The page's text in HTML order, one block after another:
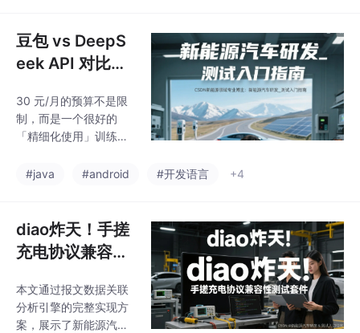
变。
提上去，然后沿着"Pyth
on+Agent"的主线持续
深耕，职场提效和副业
个长期主义者。我整理
这篇文章的时候，把市
面上三套主流课程的体
础的零代码工具，到企
和工程化部署，
豆包 vs DeepS
eek API 对比分
30 元/月的预算不是限
制，而是一个很好的
「精细化使用」训练
「什么场景值得调 AP
型跑跑就行」。这种判
断力本身，就是你从
「AI 消费者」升级为
核心能力。
#java #android #开发语言 +4
diao炸天！手搓​​
充电协议兼容性
本文通过报文数据关联
分析引擎的完整实现方
案，展示了新能源汽车